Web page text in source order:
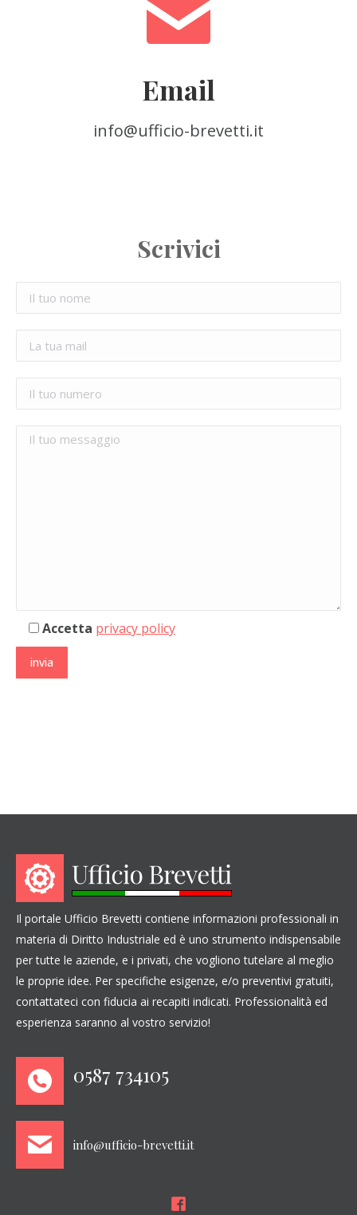
Email
info@ufficio-brevetti.it
Scrivici
Accetta privacy policy
Il portale Ufficio Brevetti contiene informazioni professionali in
materia di Diritto Industriale ed è uno strumento indispensabile
per tutte le aziende, e i privati, che vogliono tutelare al meglio
le proprie idee. Per specifiche esigenze, e/o preventivi gratuiti,
contattateci con fiducia ai recapiti indicati. Professionalità ed
esperienza saranno al vostro servizio!
0587 734105
info@ufficio-brevetti.it